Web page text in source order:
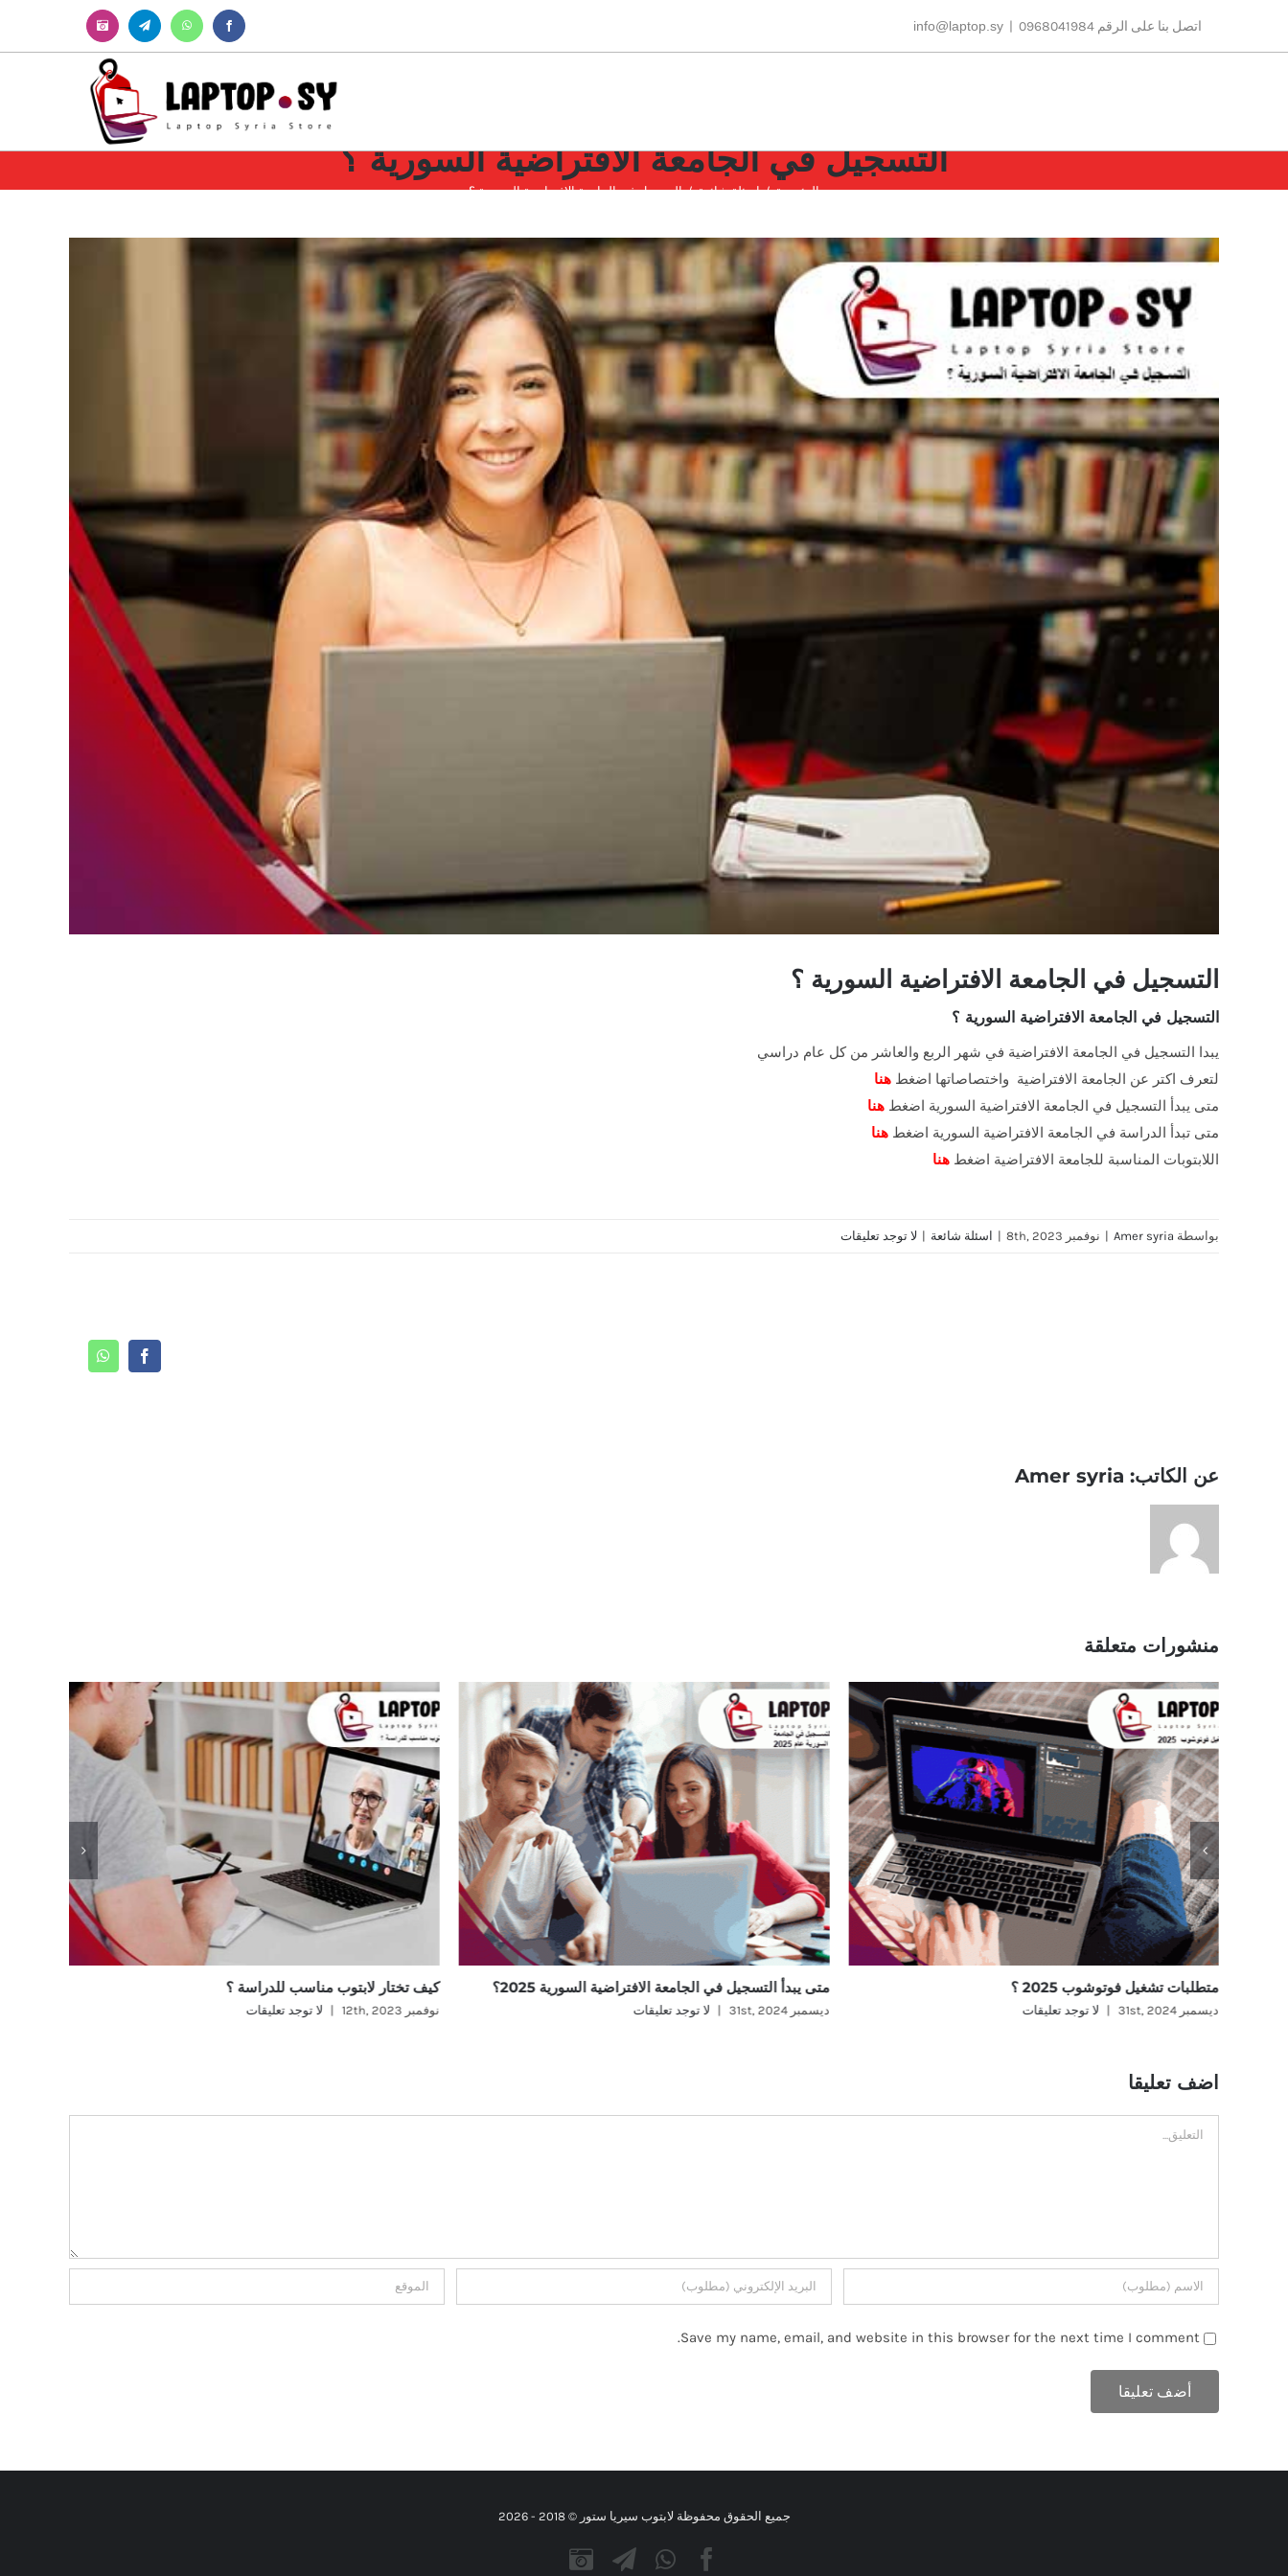
اتصل بنا على الرقم 0968041984 |
info@laptop.sy
Facebook
WhatsApp
Telegram
Instagram
التسجيل في الجامعة الافتراضية السورية ؟
الرئيسية اسئلة شائعة التسجيل في الجامعة الافتراضية السورية ؟
مشاهدة
التسجيل في الجامعة الافتراضية السورية ؟
التسجيل في الجامعة الافتراضية السورية ؟
يبدا التسجيل في الجامعة الافتراضية في شهر الربع والعاشر من كل عام دراسي
لتعرف اكتر عن الجامعة الافتراضية واختصاصاتها اضغط هنا
متى يبدأ التسجيل في الجامعة الافتراضية السورية اضغط هنا
متى تبدأ الدراسة في الجامعة الافتراضية السورية اضغط هنا
اللابتوبات المناسبة للجامعة الافتراضية اضغط هنا
بواسطة Amer syria
| نوفمبر 8th, 2023 | اسئلة شائعة | لا توجد تعليقات
Facebook
WhatsApp
عن الكاتب: Amer syria
منشورات متعلقة
متطلبات تشغيل فوتوشوب 2025 ؟
ديسمبر 31st, 2024 | لا توجد تعليقات
متى يبدأ التسجيل في الجامعة الافتراضية السورية 2025؟
ديسمبر 31st, 2024 | لا توجد تعليقات
كيف تختار لابتوب مناسب للدراسة ؟
نوفمبر 12th, 2023 | لا توجد تعليقات
اضف تعليقا
تعليق
Save my name, email, and website in this browser for the next time I comment.
جميع الحقوق محفوظة لابتوب سيريا ستور © 2018 - 2026
Facebook
WhatsApp
Telegram